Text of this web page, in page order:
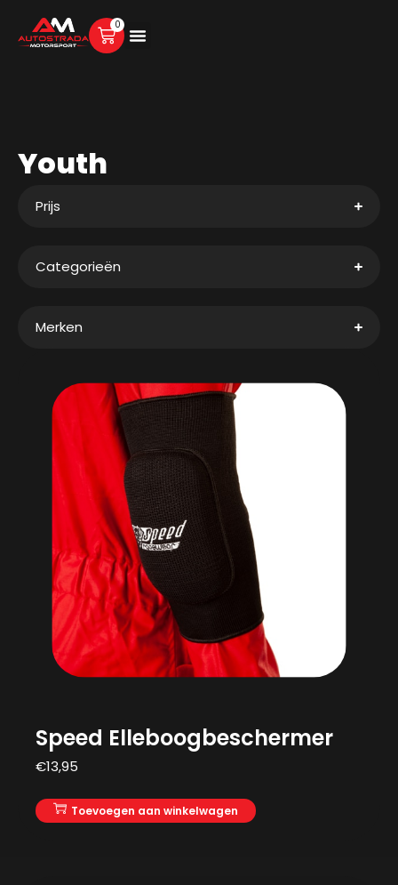
0
Youth
Prijs
Categorieën
Merken
Speed Elleboogbeschermer
€13,95
Toevoegen aan winkelwagen